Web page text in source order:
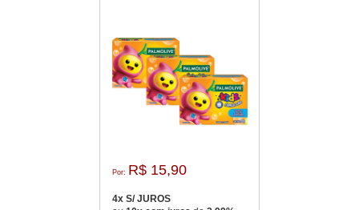
Por: R$ 15,90
4x S/ JUROS